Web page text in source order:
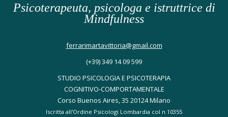
Psicoterapeuta, psicologa e istruttrice di
Mindfulness
ferrarimartavittoria@gmail.com
(+39) 349 14 09 599
STUDIO PSICOLOGIA E PSICOTERAPIA
COGNITIVO-COMPORTAMENTALE
Corso Buenos Aires, 35 20124 Milano
Iscritta all'Ordine Psicologi Lombardia col n.10355